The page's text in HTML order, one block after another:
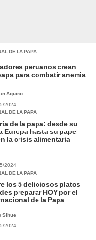
DE LA PAPA
peruanos crean
para combatir anemia
Aquino
2024
DE LA PAPA
de la papa: desde su
Europa hasta su papel
la crisis alimentaria
2024
DE LA PAPA
los 5 deliciosos platos
preparar HOY por el
de la Papa
Sihue
2024